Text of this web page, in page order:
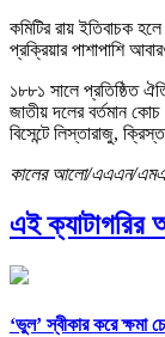
কমিটির রায় ইতিবাচক
প্রক্রিয়ার পাশাপাশি
১৮৮১ সালে প্রতিষ্ঠিত
জাতীয় দলের বর্তমান
বিসেন্টে লিস্তারাজু,
কালের আলো/এএএন/
এই ক্যাটাগরির
‘ভুল’ স্বীকার করে ক্ষমা